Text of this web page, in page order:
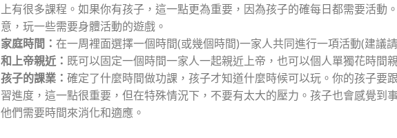
上有很多課程。如果你有孩子，這一點更為重要，因為孩子的確每日都需要活動
意，玩一些需要身體活動的遊戲。
家庭時間： 在一周裡面選擇一個時間(或幾個時間)一家人共同進行一項活動(建議
和上帝親近： 既可以固定一個時間一家人一起親近上帝，也可以個人單獨花時間
孩子的課業： 確定了什麼時間做功課，孩子才知道什麼時候可以玩。你的孩子要
習進度，這一點很重要，但在特殊情況下，不要有太大的壓力。孩子也會感覺到
他們需要時間來消化和適應。